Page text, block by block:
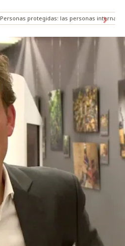
Personas protegidas: las personas